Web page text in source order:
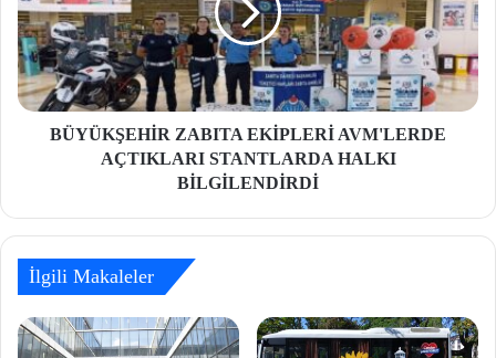
BÜYÜKŞEHİR ZABITA EKİPLERİ AVM'LERDE
AÇTIKLARI STANTLARDA HALKI
BİLGİLENDİRDİ
İlgili Makaleler